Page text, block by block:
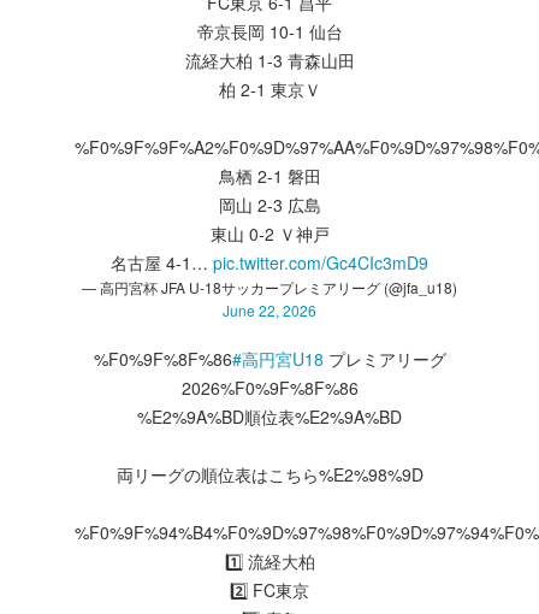
帝京長岡 10-1 仙台
流経大柏 1-3 青森山田
柏 2-1 東京Ｖ
鳥栖 2-1 磐田
岡山 2-3 広島
東山 0-2 Ｖ神戸
名古屋 4-1… pic.twitter.com/Gc4CIc3mD9
— 高円宮杯 JFA U-18サッカープレミアリーグ (@jfa_u18)
June 22, 2026
%F0%9F%8F%86#高円宮U18 プレミアリーグ
2026%F0%9F%8F%86
%E2%9A%BD順位表%E2%9A%BD
両リーグの順位表はこちら%E2%98%9D
1️⃣ 流経大柏
2️⃣ FC東京